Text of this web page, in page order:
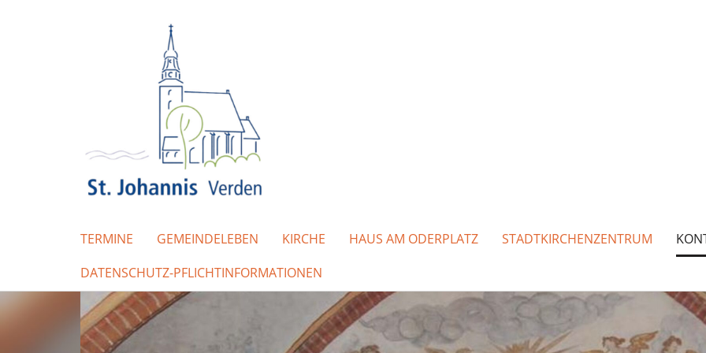
TERMINE GEMEINDELEBEN KIRCHE HAUS AM ODERPLATZ STADTKIRCHENZENTRUM
DATENSCHUTZ-PFLICHTINFORMATIONEN